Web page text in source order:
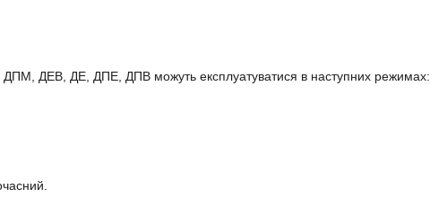
ДПМ, ДЕВ, ДЕ, ДПЕ, ДПВ можуть експлуатуватися в наступних режимах: